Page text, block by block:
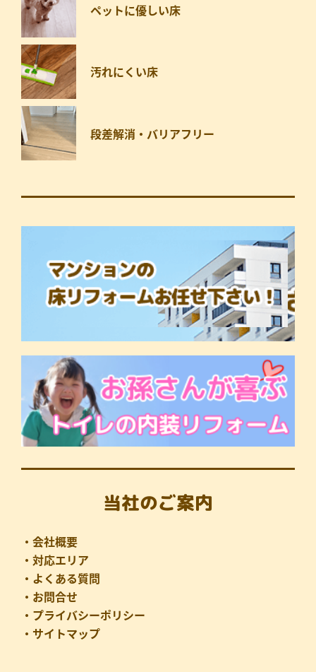
ペットに優しい床
汚れにくい床
段差解消・バリアフリー
当社のご案内
・会社概要
・対応エリア
・よくある質問
・お問合せ
・プライバシーポリシー
・サイトマップ